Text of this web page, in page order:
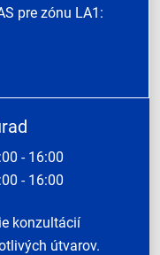
pre zónu LA1:
- 16:00
- 16:00
konzultácií
útvarov.